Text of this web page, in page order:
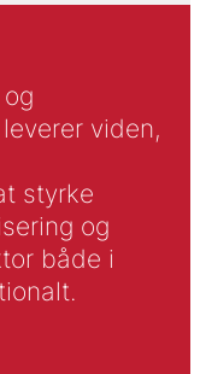
viden,
styrke
og
både i